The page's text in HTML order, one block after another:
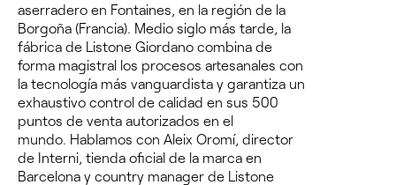
aserradero en Fontaines, en la región de la
Borgoña (Francia). Medio siglo más tarde, la
fábrica de Listone Giordano combina de
forma magistral los procesos artesanales con
la tecnología más vanguardista y garantiza un
exhaustivo control de calidad en sus 500
puntos de venta autorizados en el
mundo. Hablamos con Aleix Oromí, director
de Interni, tienda oficial de la marca en
Barcelona y country manager de Listone